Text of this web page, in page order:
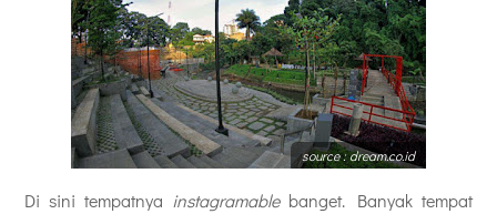
source : dream.co.id
Di sini tempatnya instagramable banget. Banyak tempat